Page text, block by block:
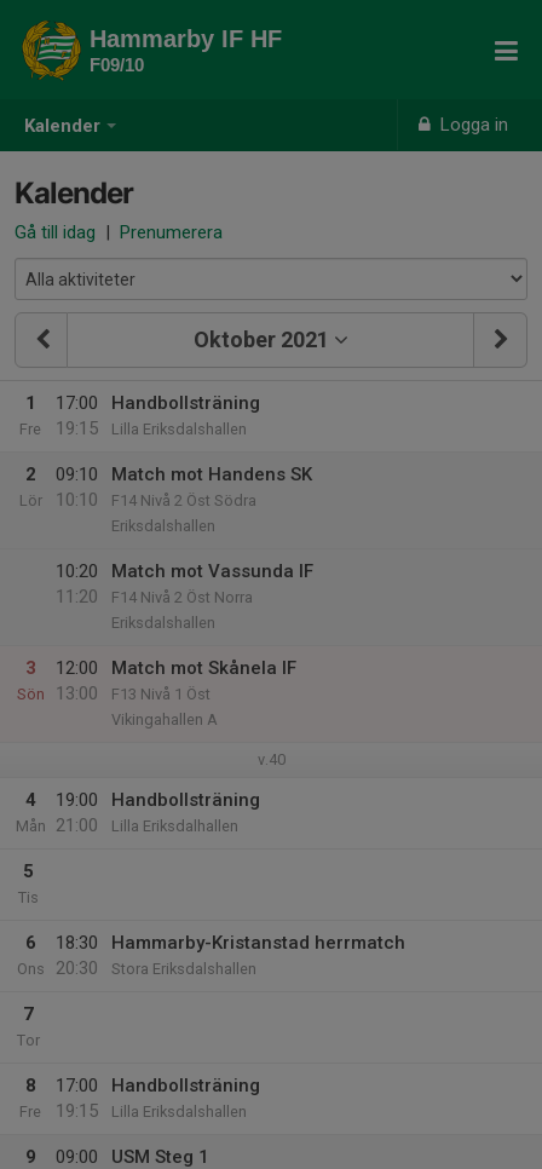
Kalender Logga in
Hammarby IF HF
F09/10
Kalender
Gå till idag | Prenumerera
Oktober 2021
1
Fre
17:00
19:15
Handbollsträning
Lilla Eriksdalshallen
2
Lör
09:10
10:10
Match mot Handens SK
F14 Nivå 2 Öst Södra
Eriksdalshallen
10:20
11:20
Match mot Vassunda IF
F14 Nivå 2 Öst Norra
Eriksdalshallen
3
Sön
12:00
13:00
Match mot Skånela IF
F13 Nivå 1 Öst
Vikingahallen A
v.40
4
Mån
19:00
21:00
Handbollsträning
Lilla Eriksdalhallen
5
Tis
6
Ons
18:30
20:30
Hammarby-Kristanstad herrmatch
Stora Eriksdalshallen
7
Tor
8
Fre
17:00
19:15
Handbollsträning
Lilla Eriksdalshallen
9
09:00
USM Steg 1